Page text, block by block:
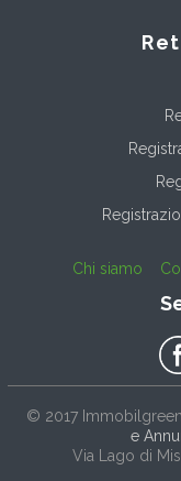
Chi siamo
© 2017
e
Via Lago di